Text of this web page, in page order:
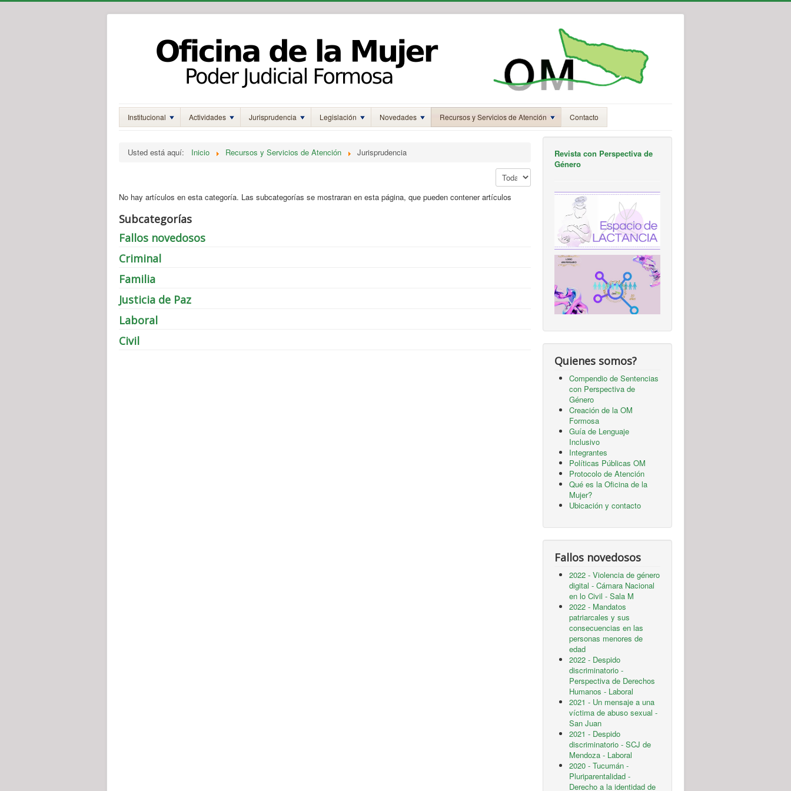
Institucional Actividades Jurisprudencia Legislación Novedades Recursos y Servicios de Atención Contacto
Usted está aquí: Inicio Recursos y Servicios de Atención
Jurisprudencia
Mostrar #
No hay artículos en esta categoría. Las subcategorías se mostraran en esta página, que pueden contener artículos
Subcategorías
Fallos novedosos
Criminal
Familia
Justicia de Paz
Laboral
Civil
Revista con Perspectiva de
Género
Quienes somos?
Compendio de Sentencias
con Perspectiva de
Género
Creación de la OM
Formosa
Guía de Lenguaje
Inclusivo
Integrantes
Políticas Públicas OM
Protocolo de Atención
Qué es la Oficina de la
Mujer?
Ubicación y contacto
Fallos novedosos
2022 - Violencia de género
digital - Cámara Nacional
en lo Civil - Sala M
2022 - Mandatos
patriarcales y sus
consecuencias en las
personas menores de
edad
2022 - Despido
discriminatorio -
Perspectiva de Derechos
Humanos - Laboral
2021 - Un mensaje a una
víctima de abuso sexual -
San Juan
2021 - Despido
discriminatorio - SCJ de
Mendoza - Laboral
2020 - Tucumán -
Pluriparentalidad -
Derecho a la identidad de